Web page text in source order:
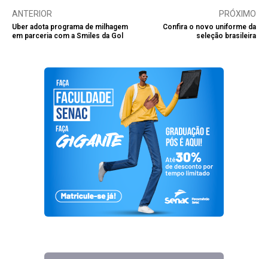
ANTERIOR
Uber adota programa de milhagem
em parceria com a Smiles da Gol
PRÓXIMO
Confira o novo uniforme da
seleção brasileira